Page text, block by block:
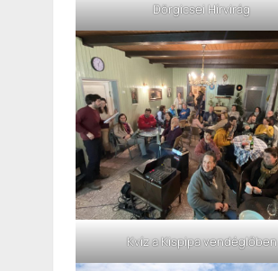
Dörgicsei Hírvirág
Kvíz a Kispipa vendéglőben